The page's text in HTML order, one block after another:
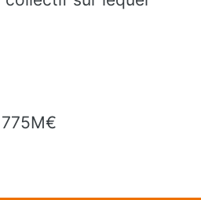
775M€